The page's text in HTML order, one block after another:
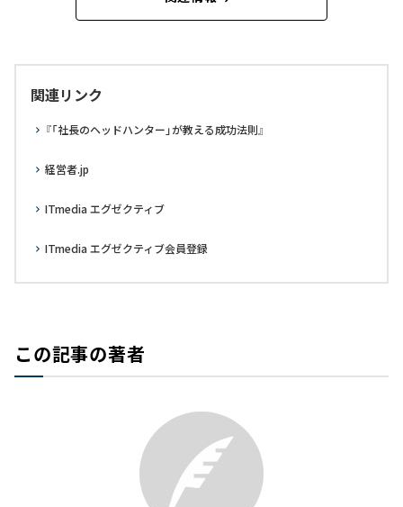
関連リンク
『「社長のヘッドハンター」が教える成功法則』
経営者.jp
ITmedia エグゼクティブ
ITmedia エグゼクティブ会員登録
この記事の著者